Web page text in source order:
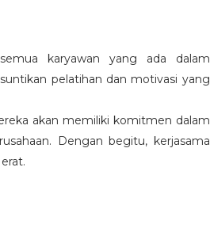
karyawan yang ada dalam
pelatihan dan motivasi yang
akan memiliki komitmen dalam
Dengan begitu, kerjasama